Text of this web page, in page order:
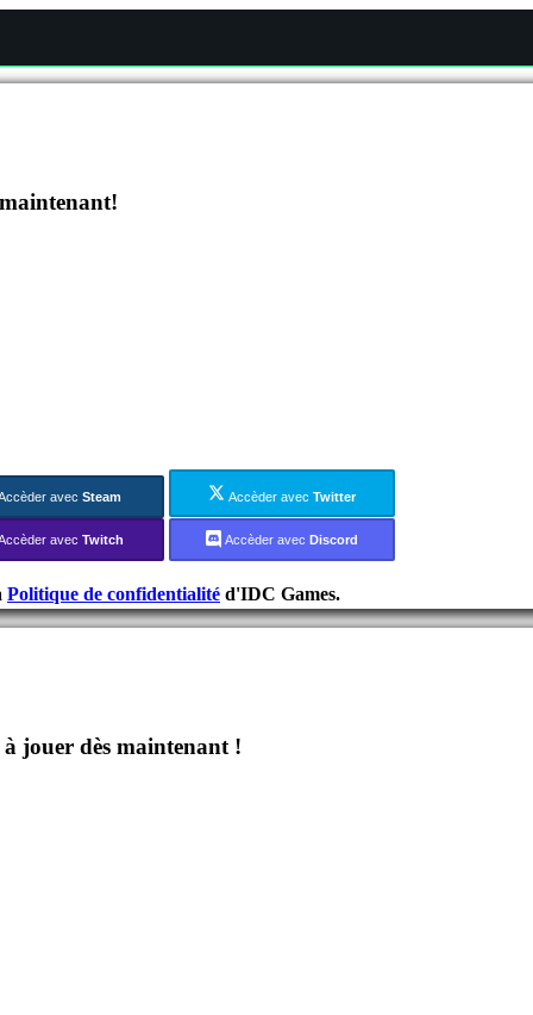
avec Steam Accèder avecTwitter
avec Twitch Accèder avec Discord
Politique de confidentialité d'IDC Games.
jouer dès maintenant !